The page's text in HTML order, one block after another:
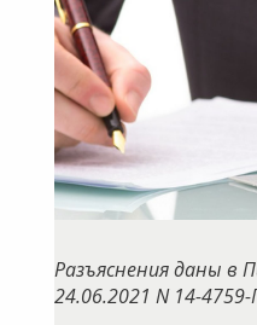
Разъяснения даны в
24.06.2021 N 14-4759-